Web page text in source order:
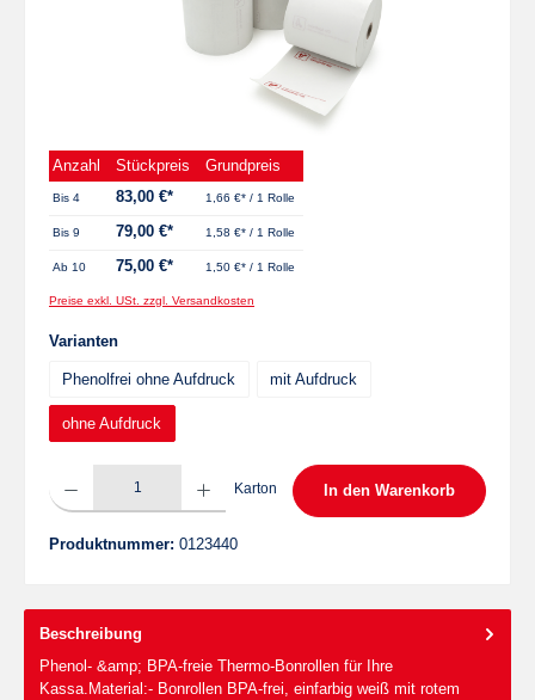
Anzahl Stückpreis Grundpreis
Bis4 83,00 €* 1,66 €* / 1 Rolle
Bis9 79,00 €* 1,58 €* / 1 Rolle
Ab10 75,00 €* 1,50 €* / 1 Rolle
Preise exkl. USt. zzgl. Versandkosten
Variantenauswählen
Phenolfrei ohne Aufdruck mit Aufdruck
ohne Aufdruck
Produkt Anzahl: Gib den gewünschten Wert ein oder benutze die Schaltflächen um
Karton In den Warenkorb
Produktnummer: 0123440
Beschreibung
Phenol- &amp; BPA-freie Thermo-Bonrollen für Ihre
Kassa.Material:- Bonrollen BPA-frei, einfarbig weiß mit rotem